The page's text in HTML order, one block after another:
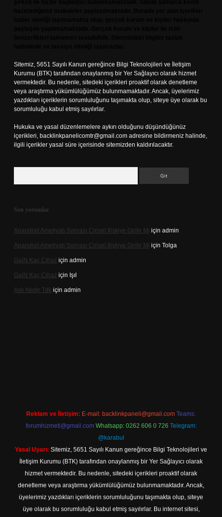
Sitemiz, 5651 Sayılı Kanun gereğince Bilgi Teknolojileri ve İletişim
Kurumu (BTK) tarafından onaylanmış bir Yer Sağlayıcı olarak hizmet
vermektedir. Bu nedenle, sitedeki içerikleri proaktif olarak denetleme
veya araştırma yükümlülüğümüz bulunmamaktadır. Ancak, üyelerimiz
yazdıkları içeriklerin sorumluluğunu taşımakta olup, siteye üye olarak bu
sorumluluğu kabul etmiş sayılırlar.
Hukuka ve yasal düzenlemelere aykırı olduğunu düşündüğünüz
içerikleri, backlinkpanelicomtr@gmail.com adresine bildirmeniz halinde,
ilgili içerikler yasal süre içerisinde sitemizden kaldırılacaktır.
Son yorumlar
Apandisit Ameliyatı Sonrası Cinsel Ilişkiye Girilir Mi için admin
Apandisit Ameliyatı Sonrası Cinsel Ilişkiye Girilir Mi için Tolga
Gai̇N Kaç Cihaz için admin
Gai̇N Kaç Cihaz için Işıl
Aslı Nedir Tdk için admin
Reklam ve İletişim: E-mail: backlinkpaneli@gmail.com Teams:
forumhizmeti@gmail.com Whatsapp: 0262 606 0 726 Telegram:
@karabul
Yasal Uyarı: Sitemiz, 5651 Sayılı Kanun gereğince Bilgi Teknolojileri ve
İletişim Kurumu (BTK) tarafından onaylanmış bir Yer Sağlayıcı olarak
hizmet vermektedir. Bu nedenle, sitedeki içerikleri proaktif olarak
denetleme veya araştırma yükümlülüğümüz bulunmamaktadır. Ancak,
üyelerimiz yazdıkları içeriklerin sorumluluğunu taşımakta olup, siteye
üye olarak bu sorumluluğu kabul etmiş sayılırlar. Bu internet sitesi,